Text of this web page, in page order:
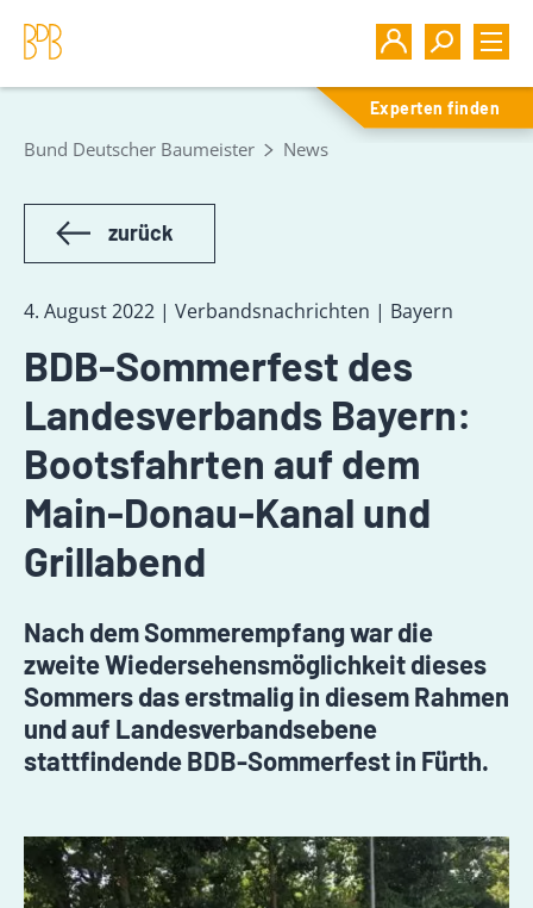
Experten finden
Bund Deutscher Baumeister News
zurück
4. August 2022 | Verbandsnachrichten | Bayern
BDB-Sommerfest des
Landesverbands Bayern:
Bootsfahrten auf dem
Main-Donau-Kanal und
Grillabend
Nach dem Sommerempfang war die
zweite Wiedersehensmöglichkeit dieses
Sommers das erstmalig in diesem Rahmen
und auf Landesverbandsebene
stattfindende BDB-Sommerfest in Fürth.